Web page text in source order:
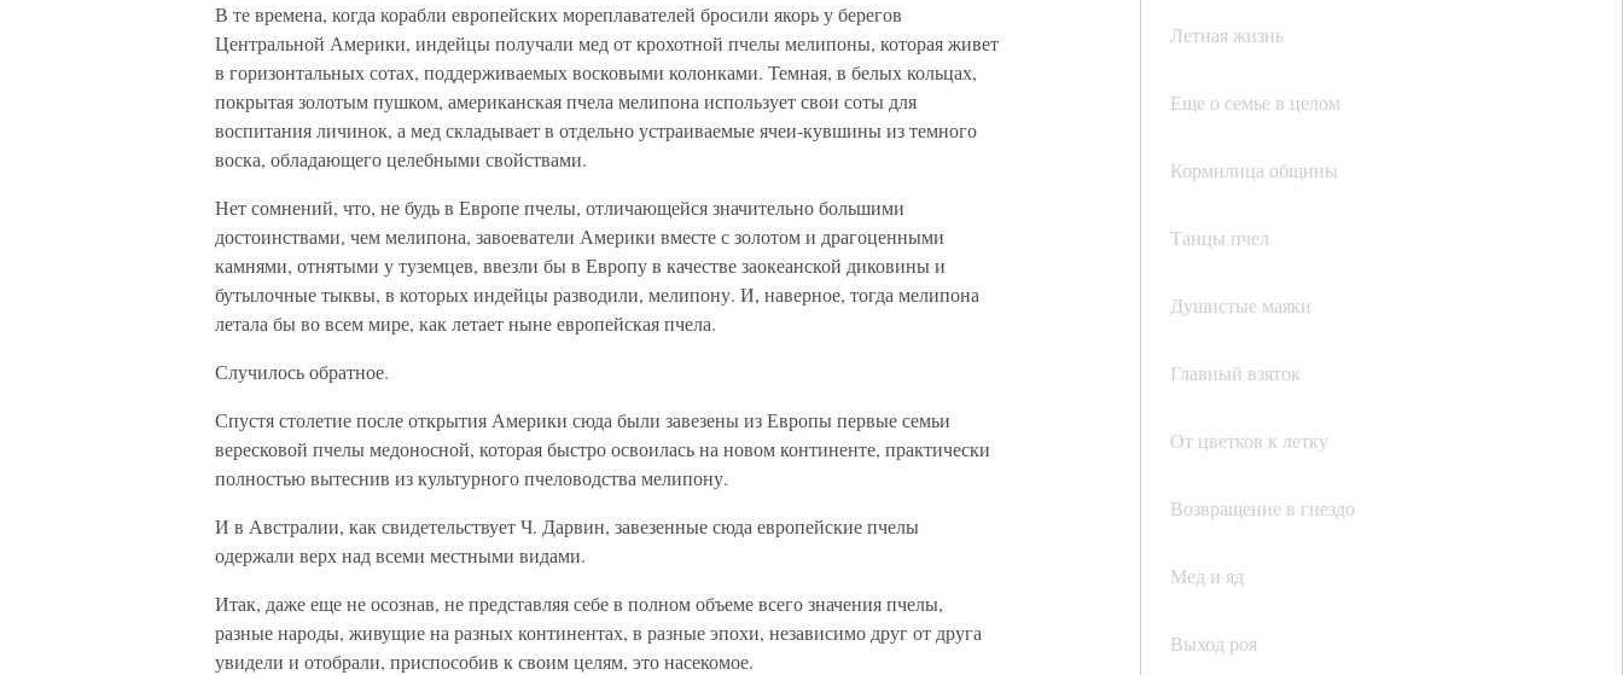
Летная жизнь
Еще о семье в целом
Кормилица общины
Танцы пчел
Душистые маяки
Главный взяток
От цветков к летку
Возвращение в гнездо
Мед и яд
Выход роя
В те времена, когда корабли европейских мореплавателей бросили якорь у берегов
Центральной Америки, индейцы получали мед от крохотной пчелы мелипоны, которая живет
в горизонтальных сотах, поддерживаемых восковыми колонками. Темная, в белых кольцах,
покрытая золотым пушком, американская пчела мелипона использует свои соты для
воспитания личинок, а мед складывает в отдельно устраиваемые ячеи-кувшины из темного
воска, обладающего целебными свойствами.
Нет сомнений, что, не будь в Европе пчелы, отличающейся значительно большими
достоинствами, чем мелипона, завоеватели Америки вместе с золотом и драгоценными
камнями, отнятыми у туземцев, ввезли бы в Европу в качестве заокеанской диковины и
бутылочные тыквы, в которых индейцы разводили, мелипону. И, наверное, тогда мелипона
летала бы во всем мире, как летает ныне европейская пчела.
Случилось обратное.
Спустя столетие после открытия Америки сюда были завезены из Европы первые семьи
вересковой пчелы медоносной, которая быстро освоилась на новом континенте, практически
полностью вытеснив из культурного пчеловодства мелипону.
И в Австралии, как свидетельствует Ч. Дарвин, завезенные сюда европейские пчелы
одержали верх над всеми местными видами.
Итак, даже еще не осознав, не представляя себе в полном объеме всего значения пчелы,
разные народы, живущие на разных континентах, в разные эпохи, независимо друг от друга
увидели и отобрали, приспособив к своим целям, это насекомое.